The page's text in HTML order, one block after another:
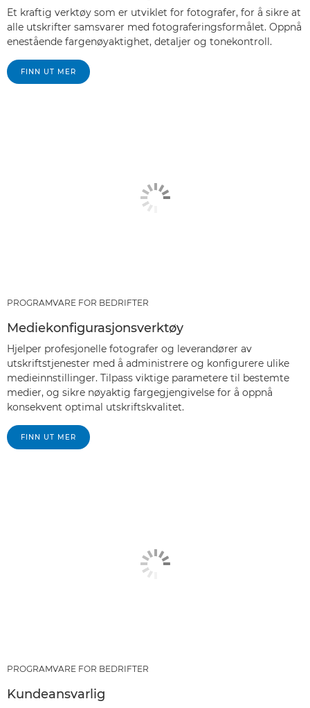
Et kraftig verktøy som er utviklet for fotografer, for å sikre at
alle utskrifter samsvarer med fotograferingsformålet. Oppnå
enestående fargenøyaktighet, detaljer og tonekontroll.
FINN UT MER
PROGRAMVARE FOR BEDRIFTER
Mediekonfigurasjonsverktøy
Hjelper profesjonelle fotografer og leverandører av
utskriftstjenester med å administrere og konfigurere ulike
medieinnstillinger. Tilpass viktige parametere til bestemte
medier, og sikre nøyaktig fargegjengivelse for å oppnå
konsekvent optimal utskriftskvalitet.
FINN UT MER
PROGRAMVARE FOR BEDRIFTER
Kundeansvarlig